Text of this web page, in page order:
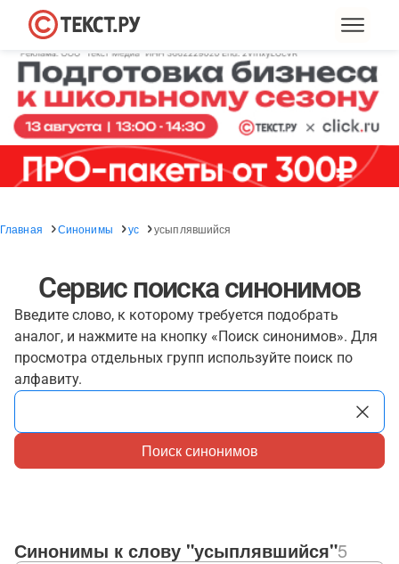
Главная Синонимы ус усыплявшийся
Сервис поиска синонимов
Введите слово, к которому требуется подобрать
аналог, и нажмите на кнопку «Поиск синонимов». Для
просмотра отдельных групп используйте поиск по
алфавиту.
Поиск синонимов
Синонимы к слову "усыплявшийся"5